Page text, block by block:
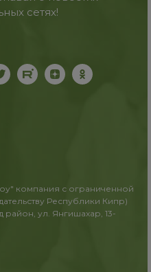
сетях!
компания с ограниченной
Республики Кипр)
район, ул. Янгишахар, 13-